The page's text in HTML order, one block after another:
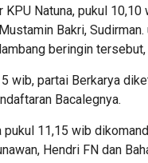
KPU Natuna, pukul
Bakri,
beringin tersebut,
wib, partai Berkarya
Bacalegnya.
11,15 wib
Hendri FN dan